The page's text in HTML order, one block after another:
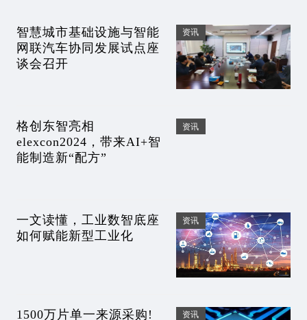
智慧城市基础设施与智能
网联汽车协同发展试点座
谈会召开
资讯
格创东智亮相
elexcon2024，带来AI+智
能制造新“配方”
资讯
一文读懂，工业数智底座
如何赋能新型工业化
资讯
1500万片单一来源采购! 资讯